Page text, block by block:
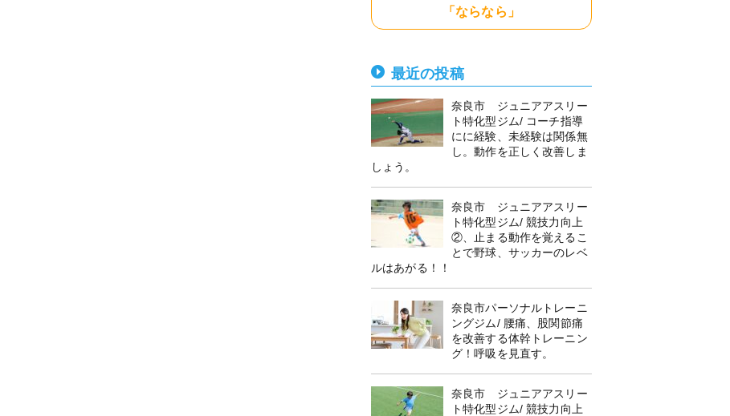
「ならなら」
最近の投稿
奈良市 ジュニアアスリー
ト特化型ジム/ コーチ指導
にに経験、未経験は関係無
し。動作を正しく改善しま
しょう。
奈良市 ジュニアアスリー
ト特化型ジム/ 競技力向上
②、止まる動作を覚えるこ
とで野球、サッカーのレベ
ルはあがる！！
奈良市パーソナルトレーニ
ングジム/ 腰痛、股関節痛
を改善する体幹トレーニン
グ！呼吸を見直す。
奈良市 ジュニアアスリー
ト特化型ジム/ 競技力向上